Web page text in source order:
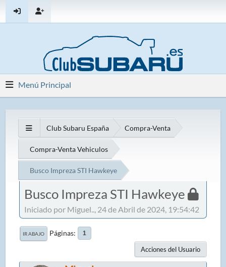
Menú Principal
Club Subaru España Compra-Venta
Compra-Venta Vehiculos
Busco Impreza STI Hawkeye
Busco Impreza STI Hawkeye
Iniciado por Miguel.., 24 de Abril de 2024, 19:54:42
IR ABAJO Páginas 1
Acciones del Usuario